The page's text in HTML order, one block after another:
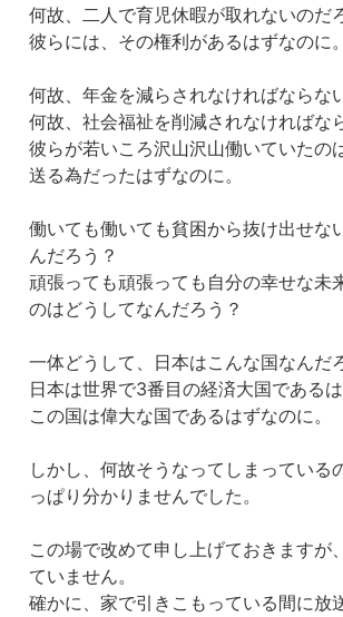
何故、二人で育児休暇が取れないのだ
彼らには、その権利があるはずなのに。
何故、年金を減らされなければならな
何故、社会福祉を削減されなければな
彼らが若いころ沢山沢山働いていたの
送る為だったはずなのに。
働いても働いても貧困から抜け出せな
んだろう？
頑張っても頑張っても自分の幸せな未
のはどうしてなんだろう？
一体どうして、日本はこんな国なんだ
日本は世界で3番目の経済大国であるは
この国は偉大な国であるはずなのに。
しかし、何故そうなってしまっている
っぱり分かりませんでした。
この場で改めて申し上げておきますが
ていません。
確かに、家で引きこもっている間に放